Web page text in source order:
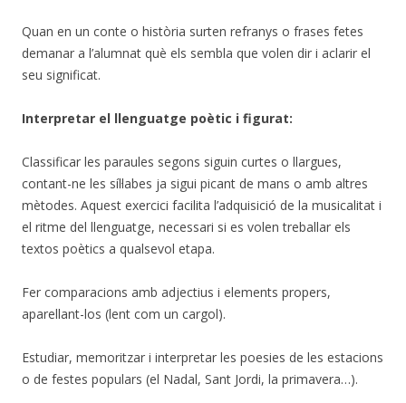
Quan en un conte o història surten refranys o frases fetes
demanar a l’alumnat què els sembla que volen dir i aclarir el
seu significat.
Interpretar el llenguatge poètic i figurat:
Classificar les paraules segons siguin curtes o llargues,
contant-ne les síl·labes ja sigui picant de mans o amb altres
mètodes. Aquest exercici facilita l’adquisició de la musicalitat i
el ritme del llenguatge, necessari si es volen treballar els
textos poètics a qualsevol etapa.
Fer comparacions amb adjectius i elements propers,
aparellant-los (lent com un cargol).
Estudiar, memoritzar i interpretar les poesies de les estacions
o de festes populars (el Nadal, Sant Jordi, la primavera…).